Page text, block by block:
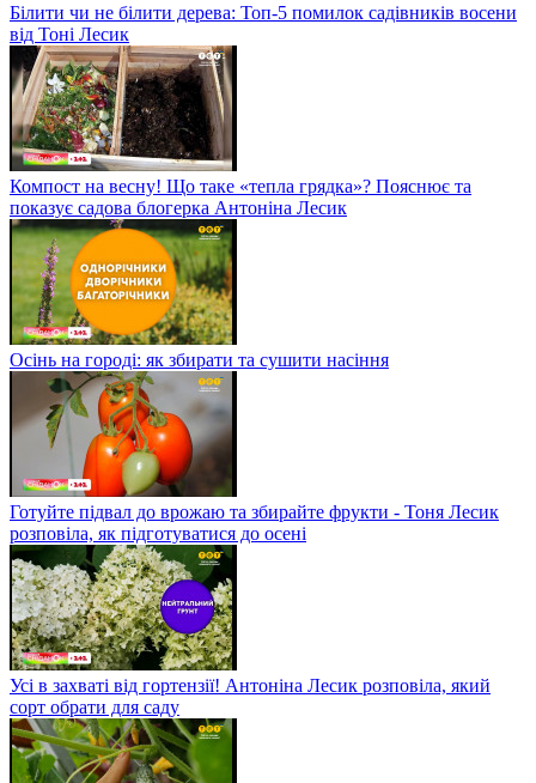
Білити чи не білити дерева: Топ-5 помилок садівників восени
від Тоні Лесик
Компост на весну! Що таке «тепла грядка»? Пояснює та
показує садова блогерка Антоніна Лесик
Осінь на городі: як збирати та сушити насіння
Готуйте підвал до врожаю та збирайте фрукти - Тоня Лесик
розповіла, як підготуватися до осені
Усі в захваті від гортензії! Антоніна Лесик розповіла, який
сорт обрати для саду